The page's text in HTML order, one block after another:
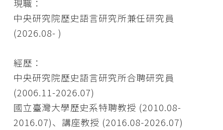
現職：
中央研究院歷史語言研究所兼任研究員
(2026.08- )
經歷：
中央研究院歷史語言研究所合聘研究員
(2006.11-2026.07)
國立臺灣大學歷史系特聘教授 (2010.08-
2016.07)、講座教授 (2016.08-2026.07)